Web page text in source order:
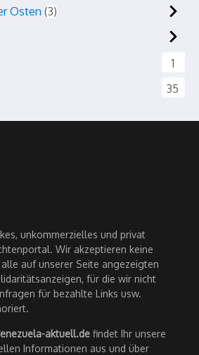
Osten 3
1
35
unkommerzielles und privat
Wir akzeptieren keine
auf unserer Seite angezeigten
für die wir nicht
für bezahlte Links usw.
aktuell.de findet Ihr unsere
Informationen aus und über